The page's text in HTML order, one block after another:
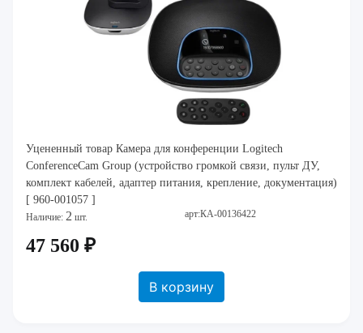
Уцененный товар Камера для конференции Logitech
ConferenceCam Group (устройство громкой связи, пульт ДУ,
комплект кабелей, адаптер питания, крепление, документация)
[ 960-001057 ]
Наличие: 2 шт. арт:КА-00136422
47 560 ₽
В корзину